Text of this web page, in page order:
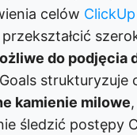
celów ClickUp
do podjęcia
strukturyzuje
kamienie milowe
śledzić postępy